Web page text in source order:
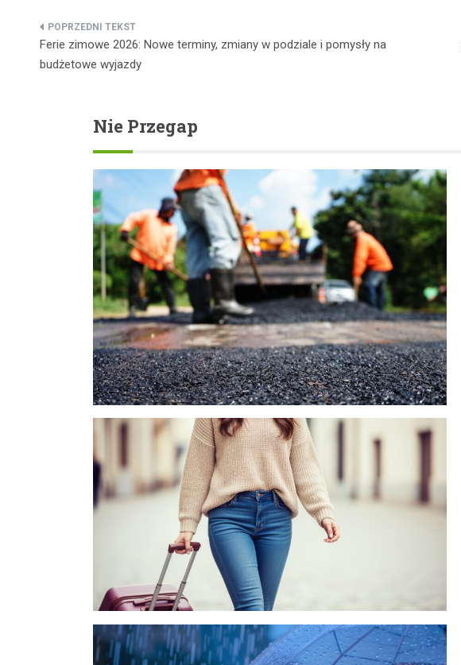
Nawigacja
wpisu
Ferie zimowe 2026: Nowe terminy, zmiany w podziale i pomysły na
budżetowe wyjazdy
Nie Przegap